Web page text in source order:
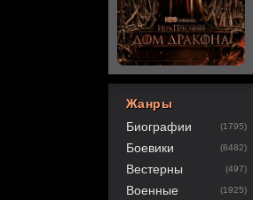
60
1 2 3 4
Жанры
Биографии
(1795)
Боевики (8482)
Вестерны (497)
Военные (1925)